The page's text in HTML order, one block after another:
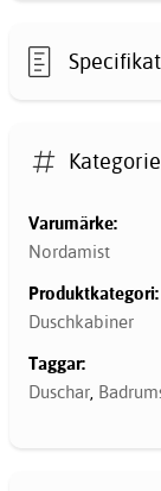
Varumärke:
Nordamist
Produktkategori:
Duschkabiner
Taggar:
Duschar